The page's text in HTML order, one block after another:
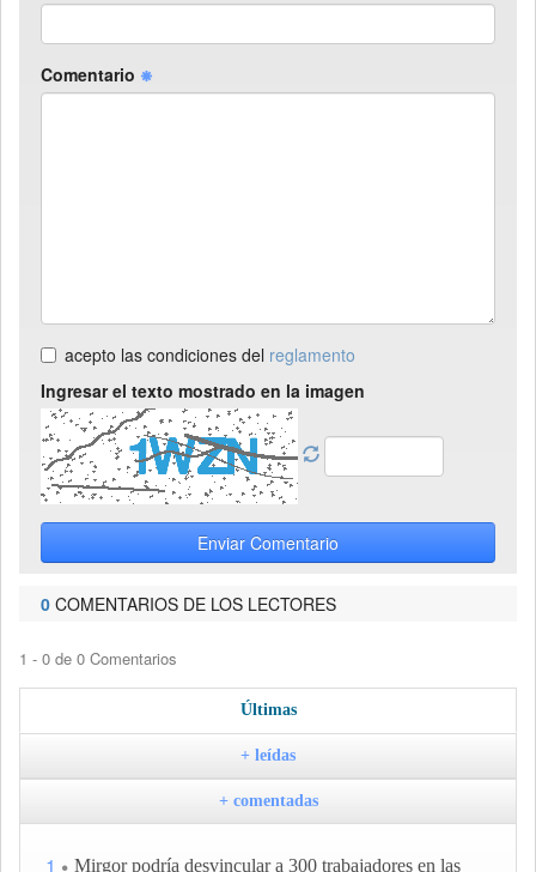
Comentario
acepto las condiciones del reglamento
Ingresar el texto mostrado en la imagen
Enviar Comentario
0 COMENTARIOS DE LOS LECTORES
1 - 0 de 0 Comentarios
Últimas
+ leídas
+ comentadas
1 Mirgor podría desvincular a 300 trabajadores en las